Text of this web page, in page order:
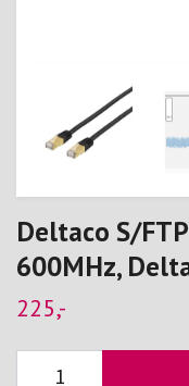
Deltaco S/
600MHz,
225,-